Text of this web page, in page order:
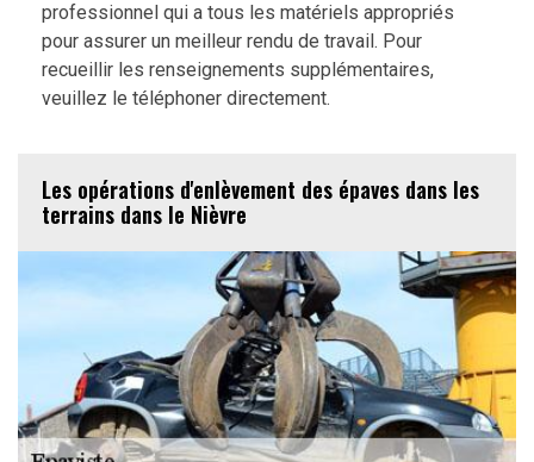
professionnel qui a tous les matériels appropriés
pour assurer un meilleur rendu de travail. Pour
recueillir les renseignements supplémentaires,
veuillez le téléphoner directement.
Les opérations d'enlèvement des épaves dans les
terrains dans le Nièvre